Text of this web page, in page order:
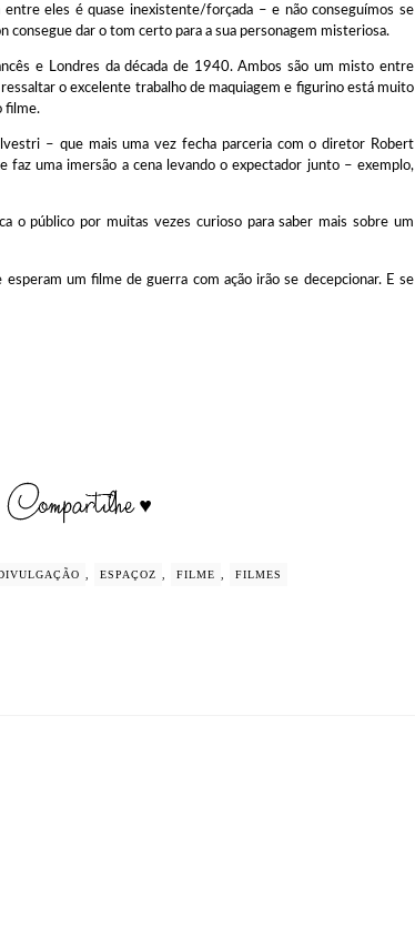
eles é quase inexistente/forçada – e não conseguímos se
consegue dar o tom certo para a sua personagem misteriosa.
e Londres da década de 1940. Ambos são um misto entre
o excelente trabalho de maquiagem e figurino está muito
filme.
– que mais uma vez fecha parceria com o diretor Robert
uma imersão a cena levando o expectador junto – exemplo,
o público por muitas vezes curioso para saber mais sobre um
um filme de guerra com ação irão se decepcionar. E se
ESPAÇOZ FILME FILMES